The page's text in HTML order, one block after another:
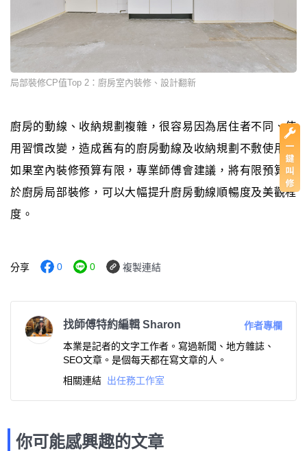
局部裝修CP值Top 2：廚房室內裝修、設計翻新
廚房的動線、收納規劃複雜，很容易因為居住者不同、使
用習慣改變，造成舊有的廚房動線及收納規劃不敷使用。
如果室內裝修預算有限，專業師傅會建議，將有限預算用
於廚房局部裝修，可以大幅提升廚房動線順暢度及美觀程
度。
分享 0 0 複製連結
找師傅特約編輯 Sharon
作者專欄
本業是記者的文字工作者。寫過新聞、地方雜誌、
SEO文章。是個每天都在寫文章的人。
相關連結 出任務工作室
你可能感興趣的文章